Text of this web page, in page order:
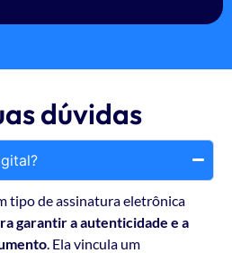
dúvidas
tipo de assinatura eletrônica
garantir a autenticidade e a
. Ela vincula um